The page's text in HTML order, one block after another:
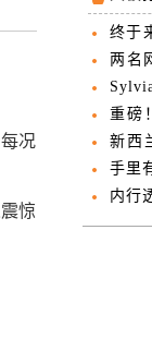
况
惊
分钟
终于
全国
两名
闹上
心赢
重磅
效！
新西
后昏
手里
入高
内行